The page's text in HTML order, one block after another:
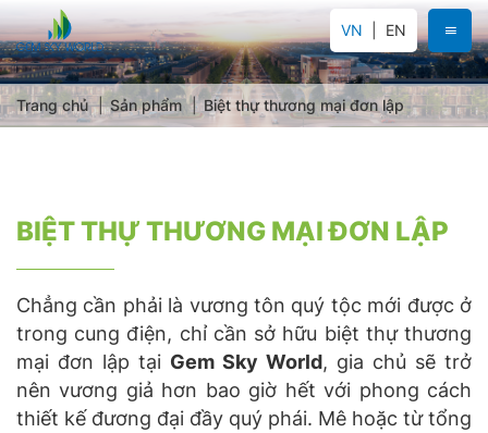
VN EN
Trang chủ Sản phẩm Biệt thự thương mại đơn lập
BIỆT THỰ THƯƠNG MẠI ĐƠN LẬP
Chẳng cần phải là vương tôn quý tộc mới được ở
trong cung điện, chỉ cần sở hữu biệt thự thương
mại đơn lập tại Gem Sky World, gia chủ sẽ trở
nên vương giả hơn bao giờ hết với phong cách
thiết kế đương đại đầy quý phái. Mê hoặc từ tổng